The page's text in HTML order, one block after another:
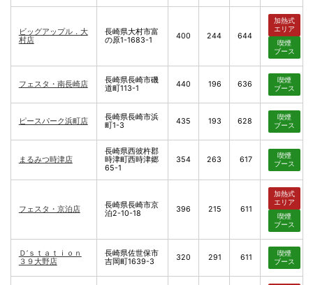
ビッグアップル．大
村店
長崎県大村市富
の原1-1683-1
400 244 644
加熱式
エリア
喫煙
ブース
フェスタ・南長崎店
長崎県長崎市磯
道町113-1
440 196 636
喫煙
ブース
ピースパーク浜町店
長崎県長崎市浜
町1-3
435 193 628
喫煙
ブース
まるみつ時津店
長崎県西彼杵郡
時津町西時津郷
65-1
354 263 617
喫煙
ブース
フェスタ・京泊店
長崎県長崎市京
泊2-10-18
396 215 611
加熱式
エリア
喫煙
ブース
Ｄ’ｓｔａｔｉｏｎ
３９大野店
長崎県佐世保市
吉岡町1639-3
320 291 611
喫煙
ブース